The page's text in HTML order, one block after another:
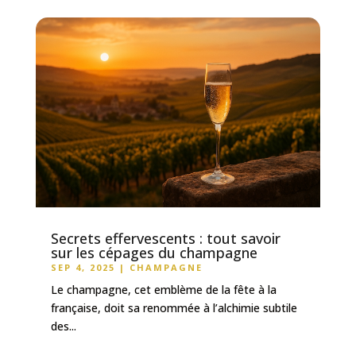
Secrets effervescents : tout savoir
sur les cépages du champagne
SEP 4, 2025 | CHAMPAGNE
Le champagne, cet emblème de la fête à la
française, doit sa renommée à l’alchimie subtile
des...